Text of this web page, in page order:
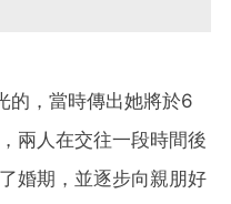
的，當時傳出她將於6
兩人在交往一段時間後
婚期，並逐步向親朋好